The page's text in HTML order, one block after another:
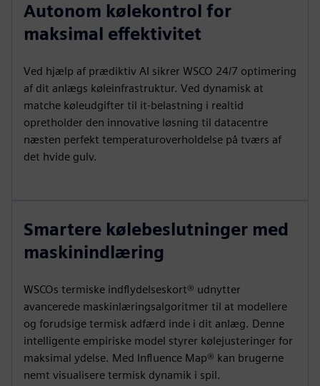
Autonom kølekontrol for
maksimal effektivitet
Ved hjælp af prædiktiv AI sikrer WSCO 24/7 optimering
af dit anlægs køleinfrastruktur. Ved dynamisk at
matche køleudgifter til it-belastning i realtid
opretholder den innovative løsning til datacentre
næsten perfekt temperaturoverholdelse på tværs af
det hvide gulv.
Smartere kølebeslutninger med
maskinindlæring
WSCOs termiske indflydelseskort® udnytter
avancerede maskinlæringsalgoritmer til at modellere
og forudsige termisk adfærd inde i dit anlæg. Denne
intelligente empiriske model styrer kølejusteringer for
maksimal ydelse. Med Influence Map® kan brugerne
nemt visualisere termisk dynamik i spil.